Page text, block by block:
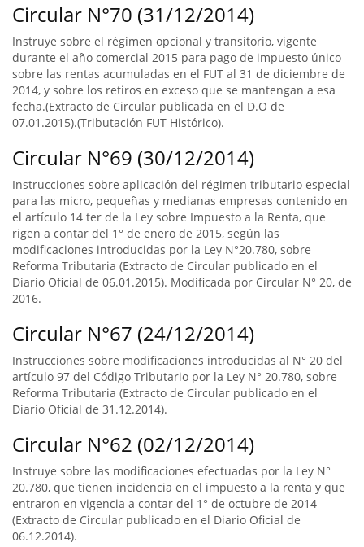
Circular N°70 (31/12/2014)
Instruye sobre el régimen opcional y transitorio, vigente
durante el año comercial 2015 para pago de impuesto único
sobre las rentas acumuladas en el FUT al 31 de diciembre de
2014, y sobre los retiros en exceso que se mantengan a esa
fecha.(Extracto de Circular publicada en el D.O de
07.01.2015).(Tributación FUT Histórico).
Circular N°69 (30/12/2014)
Instrucciones sobre aplicación del régimen tributario especial
para las micro, pequeñas y medianas empresas contenido en
el artículo 14 ter de la Ley sobre Impuesto a la Renta, que
rigen a contar del 1° de enero de 2015, según las
modificaciones introducidas por la Ley N°20.780, sobre
Reforma Tributaria (Extracto de Circular publicado en el
Diario Oficial de 06.01.2015). Modificada por Circular N° 20, de
2016.
Circular N°67 (24/12/2014)
Instrucciones sobre modificaciones introducidas al N° 20 del
artículo 97 del Código Tributario por la Ley N° 20.780, sobre
Reforma Tributaria (Extracto de Circular publicado en el
Diario Oficial de 31.12.2014).
Circular N°62 (02/12/2014)
Instruye sobre las modificaciones efectuadas por la Ley N°
20.780, que tienen incidencia en el impuesto a la renta y que
entraron en vigencia a contar del 1° de octubre de 2014
(Extracto de Circular publicado en el Diario Oficial de
06.12.2014).